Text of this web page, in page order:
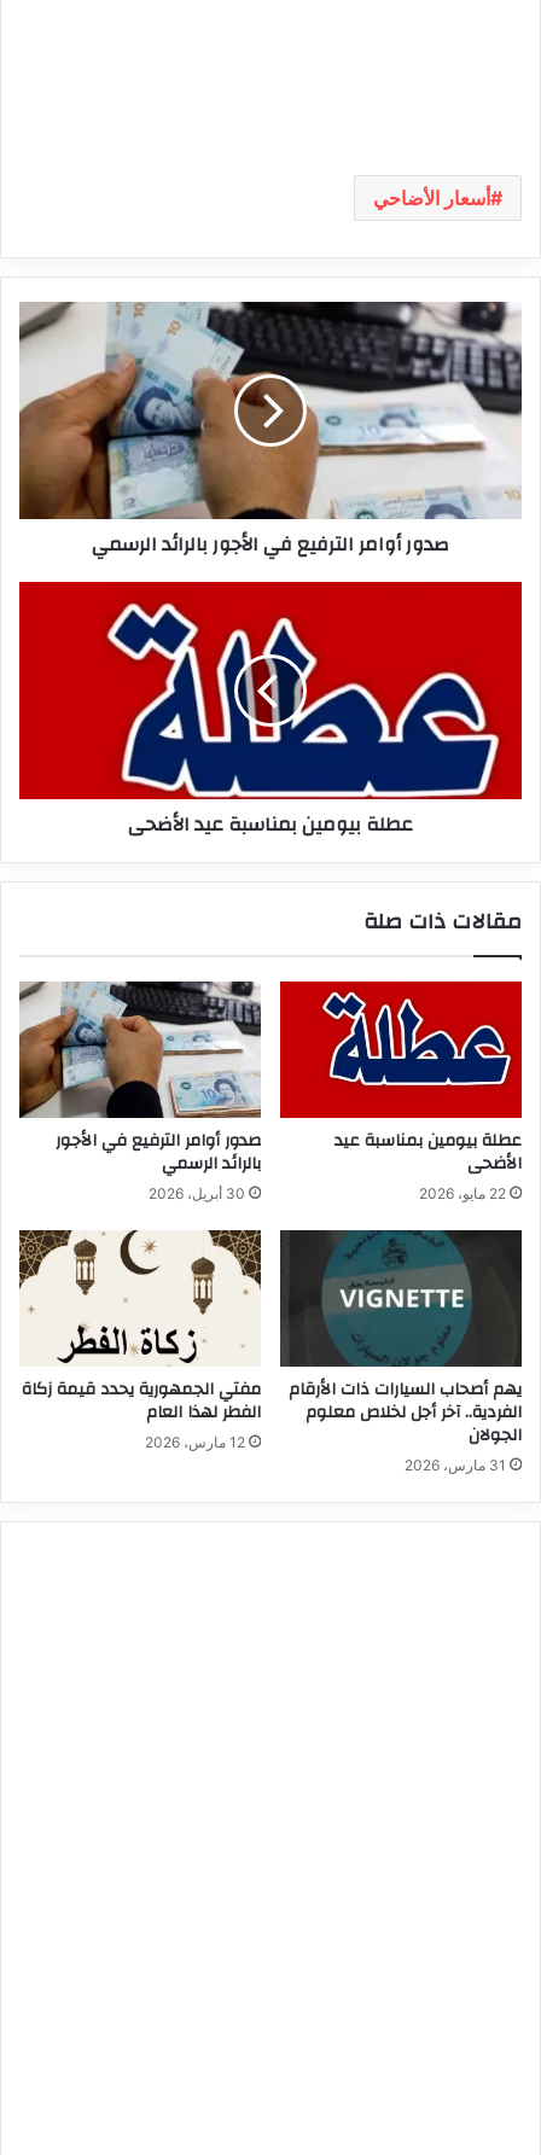
أسعار الأضاحي
صدور
أوامر
الترفيع
في
الأجور
بالرائد
صدور أوامر الترفيع في الأجور بالرائد الرسمي
الأضحى
عطلة بيومين بمناسبة عيد الأضحى
مقالات ذات صلة
عطلة بيومين بمناسبة عيد
الأضحى
22 مايو، 2026
صدور أوامر الترفيع في الأجور
بالرائد الرسمي
30 أبريل، 2026
يهم أصحاب السيارات ذات الأرقام
الفردية.. آخر أجل لخلاص معلوم
الجولان
31 مارس، 2026
مفتي الجمهورية يحدد قيمة زكاة
الفطر لهذا العام
12 مارس، 2026